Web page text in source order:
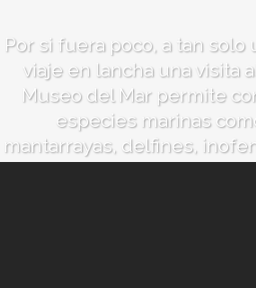
Por si fuera poco, a tan
viaje en lancha una visita
Museo del Mar permite
especies marinas
mantarrayas, delfines,